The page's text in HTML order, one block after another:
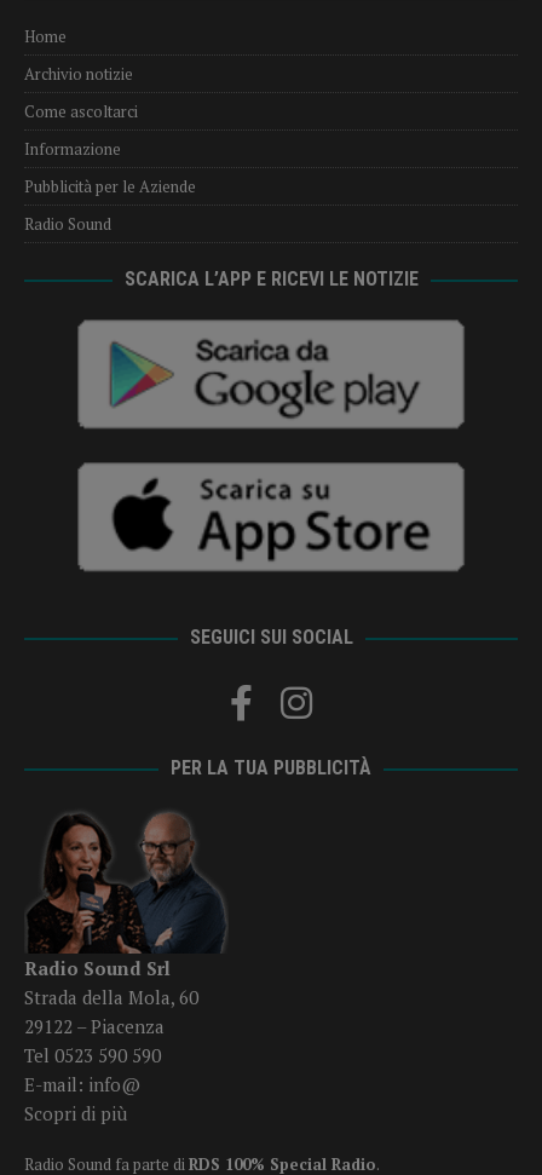
Home
Archivio notizie
Come ascoltarci
Informazione
Pubblicità per le Aziende
Radio Sound
SCARICA L’APP E RICEVI LE NOTIZIE
SEGUICI SUI SOCIAL
PER LA TUA PUBBLICITÀ
Radio Sound Srl
Strada della Mola, 60
29122 – Piacenza
Tel 0523 590 590
E-mail: info@
Scopri di più
Radio Sound fa parte diRDS 100% Special Radio.